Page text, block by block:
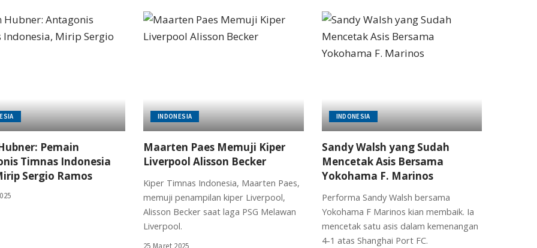
Pemain
Timnas Indonesia
Sergio Ramos
INDONESIA
Maarten Paes Memuji Kiper
Liverpool Alisson Becker
Kiper Timnas Indonesia, Maarten Paes,
memuji penampilan kiper Liverpool,
Alisson Becker saat laga PSG Melawan
Liverpool.
25 Maret 2025
INDONESIA
Sandy Walsh yang Sudah
Mencetak Asis Bersama
Yokohama F. Marinos
Performa Sandy Walsh bersama
Yokohama F Marinos kian membaik. Ia
mencetak satu asis dalam kemenangan
4-1 atas Shanghai Port FC.